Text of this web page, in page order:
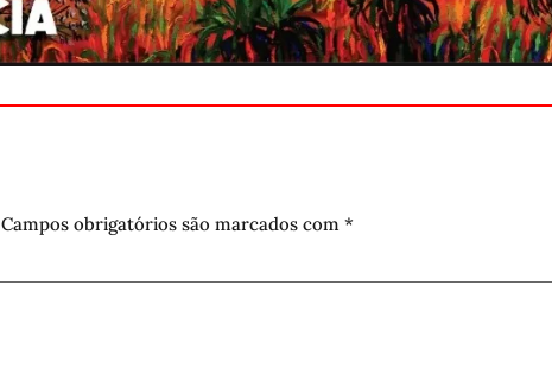
Campos obrigatórios são marcados com *